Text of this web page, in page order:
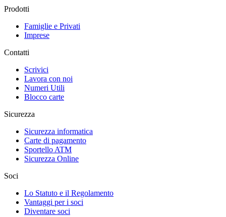
Prodotti
Famiglie e Privati
Imprese
Contatti
Scrivici
Lavora con noi
Numeri Utili
Blocco carte
Sicurezza
Sicurezza informatica
Carte di pagamento
Sportello ATM
Sicurezza Online
Soci
Lo Statuto e il Regolamento
Vantaggi per i soci
Diventare soci